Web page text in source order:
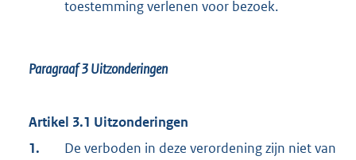
toestemming verlenen voor bezoek.
Paragraaf 3Uitzonderingen
Artikel 3.1 Uitzonderingen
1.
De verboden in deze verordening zijn niet van